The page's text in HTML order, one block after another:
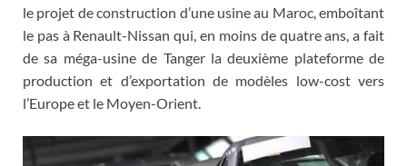
le projet de construction d’une usine au Maroc, emboîtant
le pas à Renault-Nissan qui, en moins de quatre ans, a fait
de sa méga-usine de Tanger la deuxième plateforme de
production et d’exportation de modèles low-cost vers
l’Europe et le Moyen-Orient.